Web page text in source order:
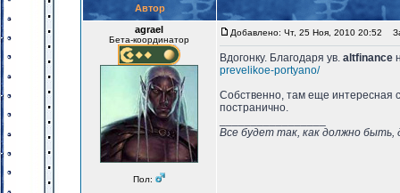
Автор
agrael
Бета-координатор
Пол:
Добавлено: Чт, 25 Ноя, 2010 20:52
Вдогонку. Благодаря ув. altfinance
prevelikoe-portyano/
Собственно, там еще интересная
постранично.
Все будет так, как должно быть,